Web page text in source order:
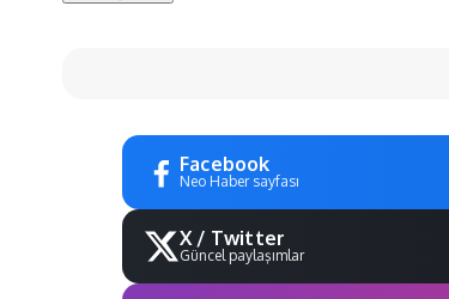
Facebook
Neo Haber sayfası
X / Twitter
Güncel paylaşımlar